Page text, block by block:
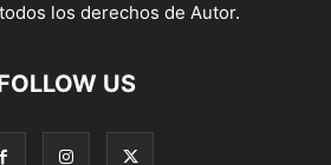
los derechos de Autor.
US